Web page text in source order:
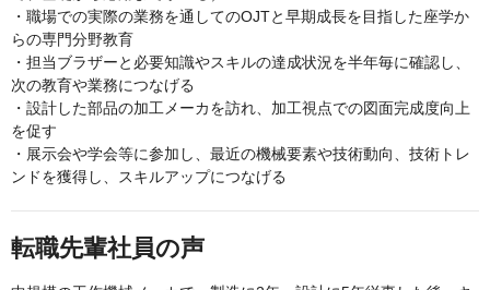
・職場での実際の業務を通してのOJTと早期成長を目指した座学か
らの専門分野教育
・担当ブラザーと必要知識やスキルの達成状況を半年毎に確認し、
次の教育や業務につなげる
・設計した部品の加工メーカを訪れ、加工視点での図面完成度向上
を促す
・展示会や学会等に参加し、最近の機械要素や技術動向、技術トレ
ンドを獲得し、スキルアップにつなげる
転職先輩社員の声